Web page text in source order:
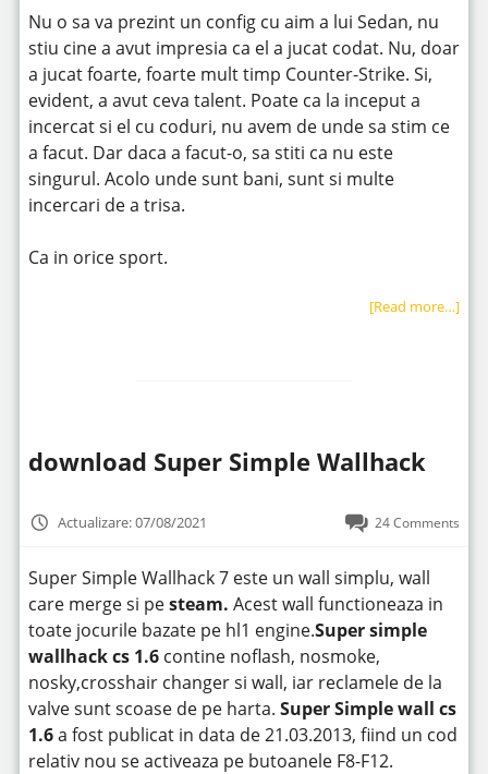
Nu o sa va prezint un config cu aim a lui Sedan, nu
stiu cine a avut impresia ca el a jucat codat. Nu, doar
a jucat foarte, foarte mult timp Counter-Strike. Si,
evident, a avut ceva talent. Poate ca la inceput a
incercat si el cu coduri, nu avem de unde sa stim ce
a facut. Dar daca a facut-o, sa stiti ca nu este
singurul. Acolo unde sunt bani, sunt si multe
incercari de a trisa.
Ca in orice sport.
[Read more…]
download Super Simple Wallhack
Actualizare: 07/08/2021 24 Comments
Super Simple Wallhack 7 este un wall simplu, wall
care merge si pesteam. Acest wall functioneaza in
toate jocurile bazate pe hl1 engine.Super simple
wallhack cs 1.6 contine noflash, nosmoke,
nosky,crosshair changer si wall, iar reclamele de la
valve sunt scoase de pe harta. Super Simple wall cs
1.6a fost publicat in data de 21.03.2013, fiind un cod
relativ nou se activeaza pe butoanele F8-F12.